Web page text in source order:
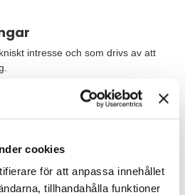
cookies
för att anpassa innehållet
tillhandahålla funktioner
intresse och som drivs av att
med att arbetet är till stor del fysiskt
Configuration Manager är detta ett